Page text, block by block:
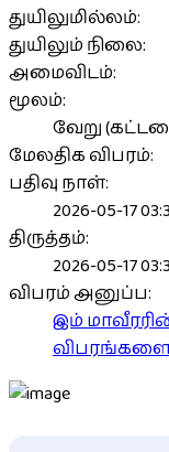
துயிலுமில்லம்:
துயிலும் நிலை:
அமைவிடம்:
மூலம்:
வேறு
மேலதிக விபரம்:
பதிவு நாள்:
2026-05-17
திருத்தம்:
2026-05-17
விபரம் அனுப்ப:
இம்
விபரங்களை